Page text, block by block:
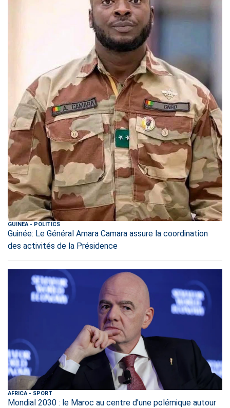
GUINEA- POLITICS
Guinée: Le Général Amara Camara assure la coordination
des activités de la Présidence
AFRICA- SPORT
Mondial 2030 : le Maroc au centre d’une polémique autour